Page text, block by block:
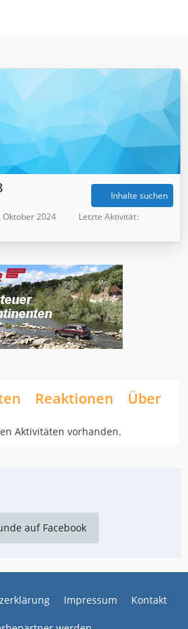
Inhalte suchen
Oktober 2024
Letzte Aktivität
Reaktionen Über
Aktivitäten vorhanden.
auf Facebook
Impressum Kontakt